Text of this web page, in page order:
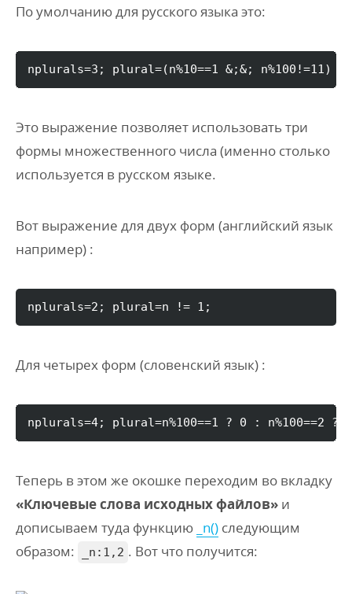
По умолчанию для русского языка это:
nplurals=3 ; plural=(n%10==1 &;&; n%100!=11)
Это выражение позволяет использовать три
формы множественного числа (именно столько
используется в русском языке.
Вот выражение для двух форм (английский язык
например) :
nplurals=2 ; plural=n != 1 ;
Для четырех форм (словенский язык) :
nplurals=4; plural=n%100==1 ? 0 : n%100==2 ?
Теперь в этом же окошке переходим во вкладку
«Ключевые слова исходных файлов» и
дописываем туда функцию _n() следующим
образом:
_n:1,2 . Вот что получится: